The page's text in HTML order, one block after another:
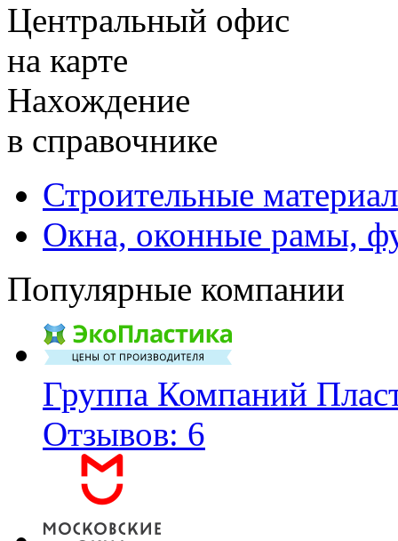
Центральный офис
на карте
Нахождение
в справочнике
Строительные
Окна, оконные рамы,
Популярные компании
Группа Компаний
Отзывов: 6